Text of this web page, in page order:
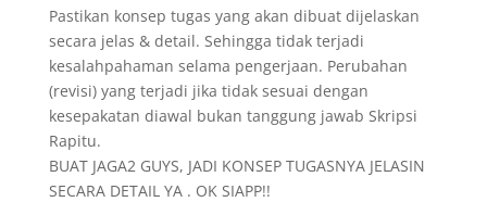
Pastikan konsep tugas yang akan dibuat dijelaskan
secara jelas & detail. Sehingga tidak terjadi
kesalahpahaman selama pengerjaan. Perubahan
(revisi) yang terjadi jika tidak sesuai dengan
kesepakatan diawal bukan tanggung jawab Skripsi
Rapitu.
BUAT JAGA2 GUYS, JADI KONSEP TUGASNYA JELASIN
SECARA DETAIL YA . OK SIAPP!!